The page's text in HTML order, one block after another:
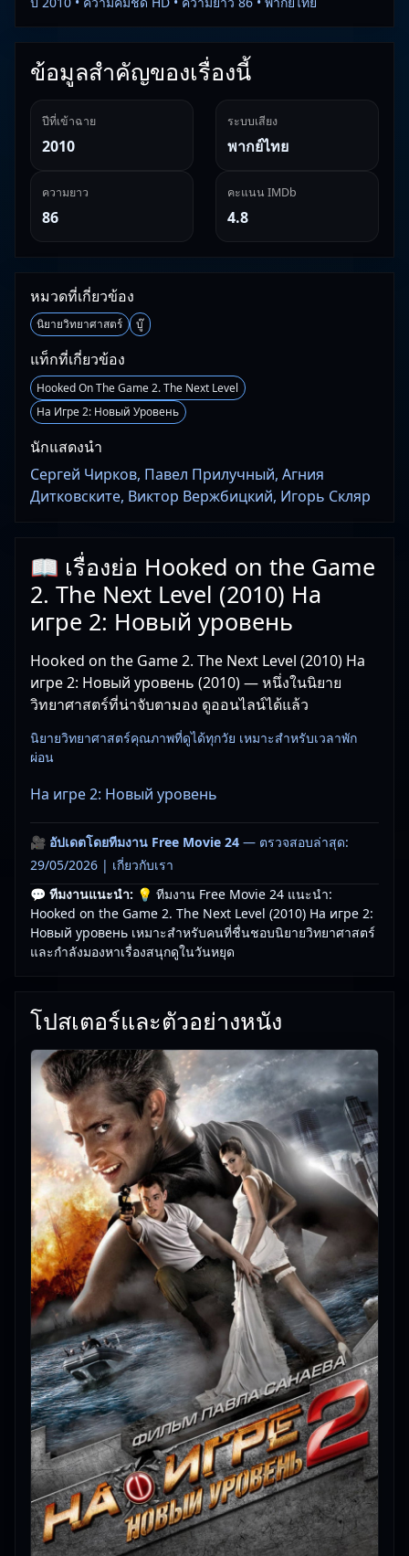
ข้อมูลสำคัญของเรื่องนี้
ปีที่เข้าฉาย
2010
ระบบเสียง
พากย์ไทย
ความยาว
86
คะแนน IMDb
4.8
หมวดที่เกี่ยวข้อง
นิยายวิทยาศาสตร์ บู๊
แท็กที่เกี่ยวข้อง
Hooked On The Game 2. The Next Level
На Игре 2: Новый Уровень
นักแสดงนำ
Сергей Чирков, Павел Прилучный, Агния
Дитковските, Виктор Вержбицкий, Игорь Скляр
📖 เรื่องย่อ Hooked on the Game
2. The Next Level (2010) На
игре 2: Новый уровень
Hooked on the Game 2. The Next Level (2010) На
игре 2: Новый уровень (2010) — หนึ่งในนิยาย
วิทยาศาสตร์ที่น่าจับตามอง ดูออนไลน์ได้แล้ว
นิยายวิทยาศาสตร์คุณภาพที่ดูได้ทุกวัย เหมาะสำหรับเวลาพัก
ผ่อน
На игре 2: Новый уровень
🎥 อัปเดตโดยทีมงาน Free Movie 24 — ตรวจสอบล่าสุด:
29/05/2026 | เกี่ยวกับเรา
💬 ทีมงานแนะนำ: 💡 ทีมงาน Free Movie 24 แนะนำ:
Hooked on the Game 2. The Next Level (2010) На игре 2:
Новый уровень เหมาะสำหรับคนที่ชื่นชอบนิยายวิทยาศาสตร์
และกำลังมองหาเรื่องสนุกดูในวันหยุด
โปสเตอร์และตัวอย่างหนัง